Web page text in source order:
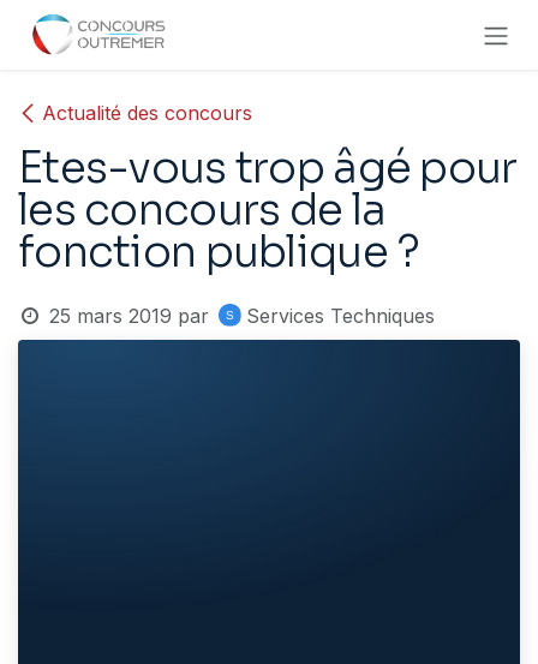
Se rendre au contenu
Actualité des concours
Etes-vous trop âgé pour
les concours de la
fonction publique ?
25 mars 2019 par Services Techniques